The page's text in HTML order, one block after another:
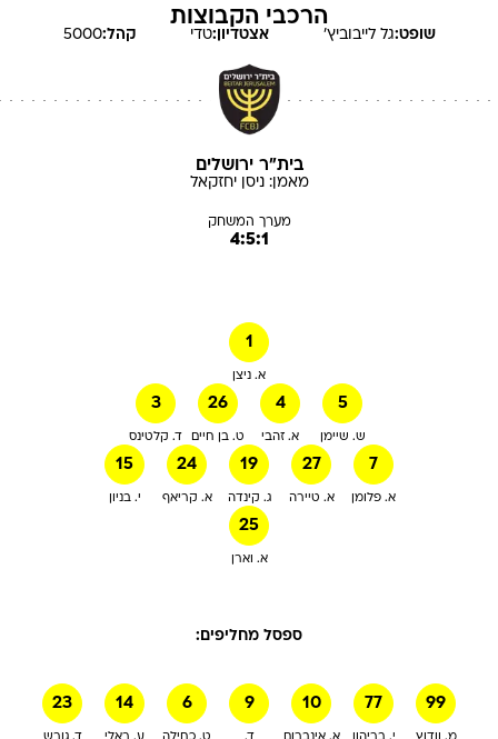
הרכבי הקבוצות
שופט:גל לייבוביץ' אצטדיון:טדי קהל:5000
בית"ר ירושלים
מאמן:ניסן יחזקאל
מערך המשחק
4:5:1
1
א. ניצן
3
ד. קלטינס
26
ט. בן חיים
4
א. זהבי
5
ש. שיימן
15
י. בניון
24
א. קריאף
19
ג. קינדה
27
א. טיירה
7
א. פלומן
25
א. וארן
ספסל מחליפים:
23 14 6 9 10 77 99